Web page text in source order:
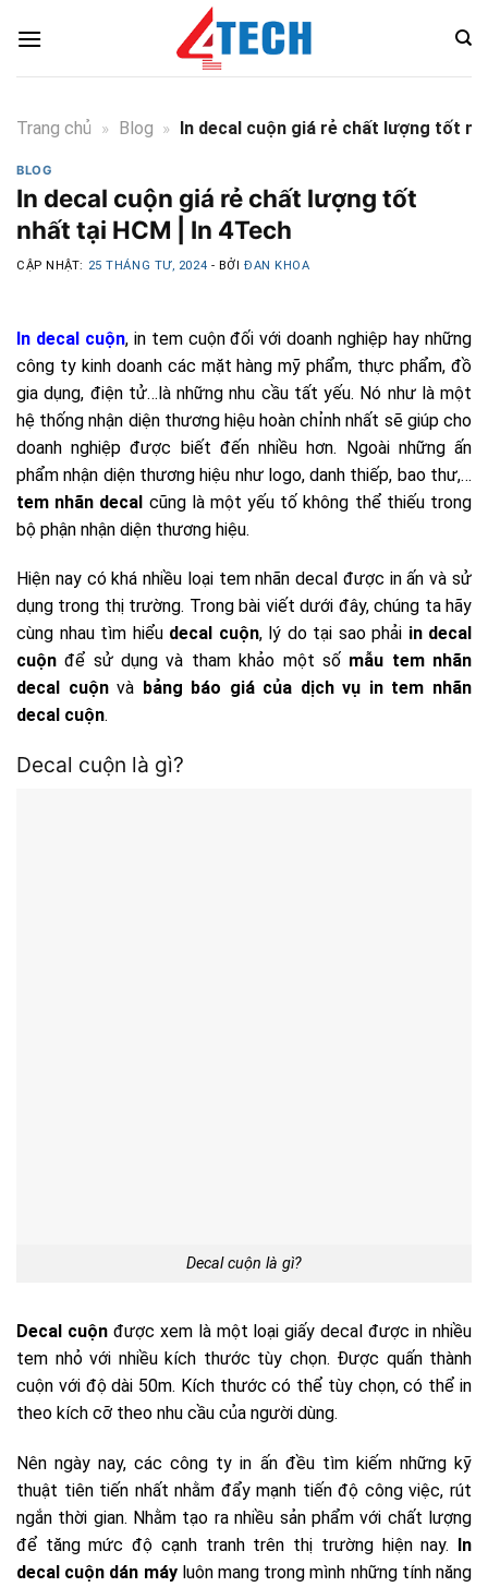
Trang chủ » Blog » In decal cuộn giá rẻ chất lượng tốt
BLOG
In decal cuộn giá rẻ chất lượng tốt
nhất tại HCM | In 4Tech
CẬP NHẬT: 25 THÁNG TƯ, 2024 - BỞIĐAN KHOA
In decal cuộn, in tem cuộn đối với doanh nghiệp hay những
công ty kinh doanh các mặt hàng mỹ phẩm, thực phẩm, đồ
gia dụng, điện tử…là những nhu cầu tất yếu. Nó như là một
hệ thống nhận diện thương hiệu hoàn chỉnh nhất sẽ giúp cho
doanh nghiệp được biết đến nhiều hơn. Ngoài những ấn
phẩm nhận diện thương hiệu như logo, danh thiếp, bao thư,…
tem nhãn decal cũng là một yếu tố không thể thiếu trong
bộ phận nhận diện thương hiệu.
Hiện nay có khá nhiều loại tem nhãn decal được in ấn và sử
dụng trong thị trường. Trong bài viết dưới đây, chúng ta hãy
cùng nhau tìm hiểu decal cuộn, lý do tại sao phải in decal
cuộn để sử dụng và tham khảo một số mẫu tem nhãn
decal cuộnvà bảng báo giá của dịch vụ in tem nhãn
decal cuộn.
Decal cuộn là gì?
Decal cuộn là gì?
Decal cuộnđược xem là một loại giấy decal được in nhiều
tem nhỏ với nhiều kích thước tùy chọn. Được quấn thành
cuộn với độ dài 50m. Kích thước có thể tùy chọn, có thể in
theo kích cỡ theo nhu cầu của người dùng.
Nên ngày nay, các công ty in ấn đều tìm kiếm những kỹ
thuật tiên tiến nhất nhằm đẩy mạnh tiến độ công việc, rút
ngắn thời gian. Nhằm tạo ra nhiều sản phẩm với chất lượng
để tăng mức độ cạnh tranh trên thị trường hiện nay. In
decal cuộn dán máyluôn mang trong mình những tính năng